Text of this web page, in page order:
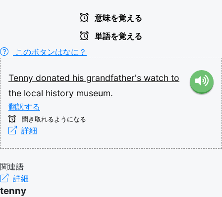
意味を覚える
単語を覚える
このボタンはなに？
Tenny donated his grandfather's watch to
the local history museum.
翻訳する
聞き取れるようになる
詳細
関連語
詳細
tenny